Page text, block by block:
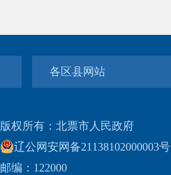
各区县网站
版权所有：北票市人民政府
辽公网安网备21138102000003号
邮编：122000